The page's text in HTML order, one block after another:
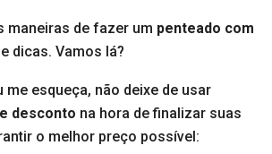
maneiras de fazer um penteado com
dicas. Vamos lá?
me esqueça, não deixe de usar
desconto na hora de finalizar suas
o melhor preço possível: